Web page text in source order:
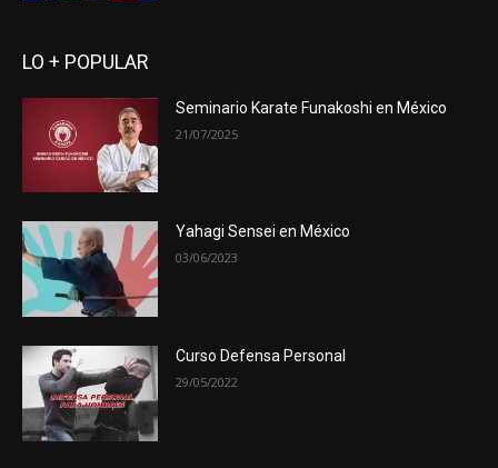
LO + POPULAR
Seminario Karate Funakoshi en México
21/07/2025
Yahagi Sensei en México
03/06/2023
Curso Defensa Personal
29/05/2022